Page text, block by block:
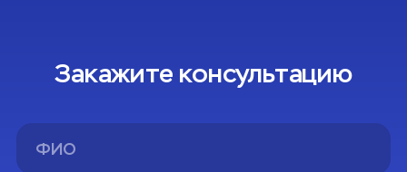
Закажите консультацию